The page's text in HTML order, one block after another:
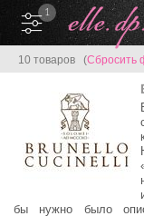
1
10 товаров (Сбросить
бы нужно было